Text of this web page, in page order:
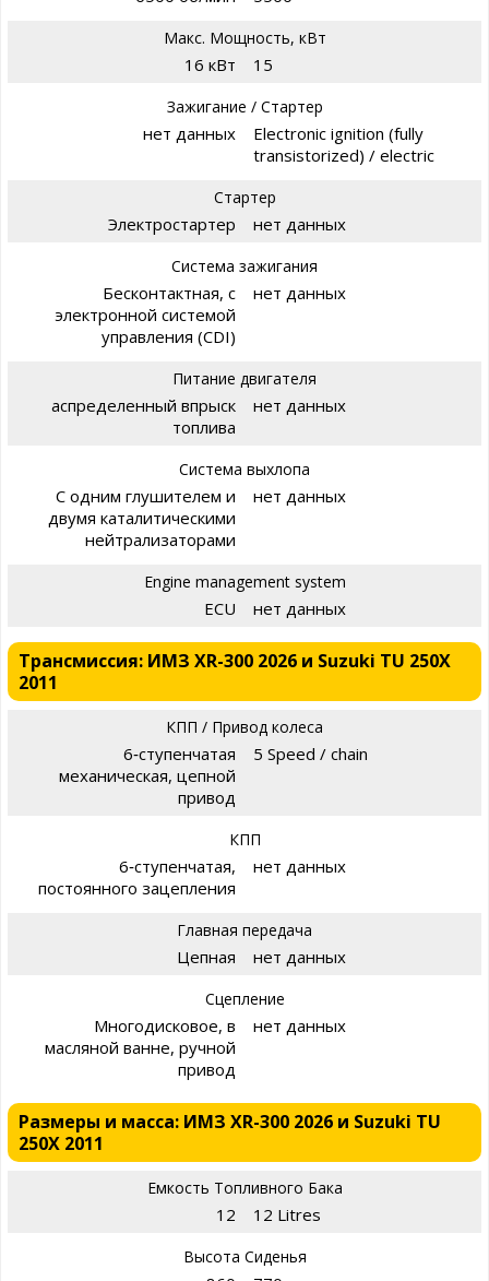
Макс. Мощность, кВт
16 кВт 15
Зажигание / Стартер
нет данных
Electronic ignition (fully
transistorized) / electric
Стартер
Электростартер нет данных
Система зажигания
Бесконтактная, с
электронной системой
управления (CDI)
нет данных
Питание двигателя
аспределенный впрыск
топлива
нет данных
Система выхлопа
С одним глушителем и
двумя каталитическими
нейтрализаторами
нет данных
Engine management system
ECU нет данных
Трансмиссия: ИМЗ XR-300 2026 и Suzuki TU 250X
2011
КПП / Привод колеса
6‑ступенчатая
механическая, цепной
привод
5 Speed / chain
КПП
6‑ступенчатая,
постоянного зацепления
нет данных
Главная передача
Цепная нет данных
Сцепление
Многодисковое, в
масляной ванне, ручной
привод
нет данных
Размеры и масса: ИМЗ XR-300 2026 и Suzuki TU
250X 2011
Емкость Топливного Бака
12 12 Litres
Высота Сиденья